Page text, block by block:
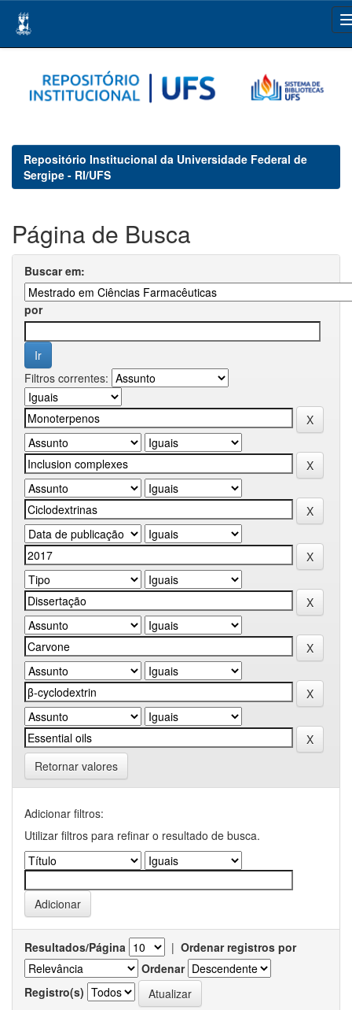
navigation
Repositório Institucional da Universidade Federal de
Sergipe - RI/UFS
Página de Busca
Buscar em:
por
Filtros correntes:
Retornar valores
Adicionar filtros:
Utilizar filtros para refinar o resultado de busca.
Resultados/Página | Ordenar registros por
Ordenar
Registro(s)